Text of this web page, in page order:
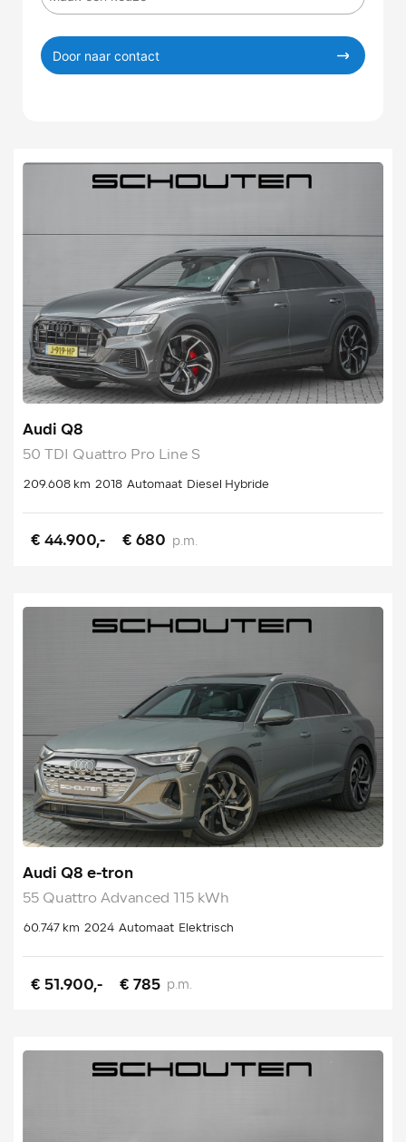
Door naar contact
Audi Q8
50 TDI Quattro Pro Line S
209.608 km 2018 Automaat Diesel Hybride
€ 44.900,- € 680 p.m.
Audi Q8 e-tron
55 Quattro Advanced 115 kWh
60.747 km 2024 Automaat Elektrisch
€ 51.900,- € 785 p.m.